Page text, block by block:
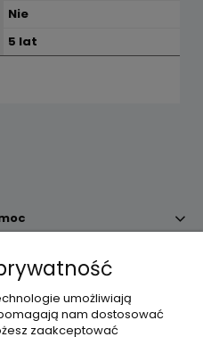
Nie
5 lat
konto
i dostawa
umożliwiają
nam dostosować
zaakceptować